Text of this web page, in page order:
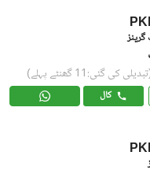
گرینز
کی گئی:11 گھنٹے پہلے)
کال